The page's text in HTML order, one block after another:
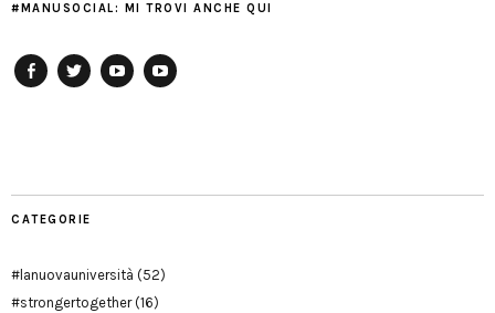
#MANUSOCIAL: MI TROVI ANCHE QUI
CATEGORIE
#lanuovauniversità (52)
#strongertogether(16)